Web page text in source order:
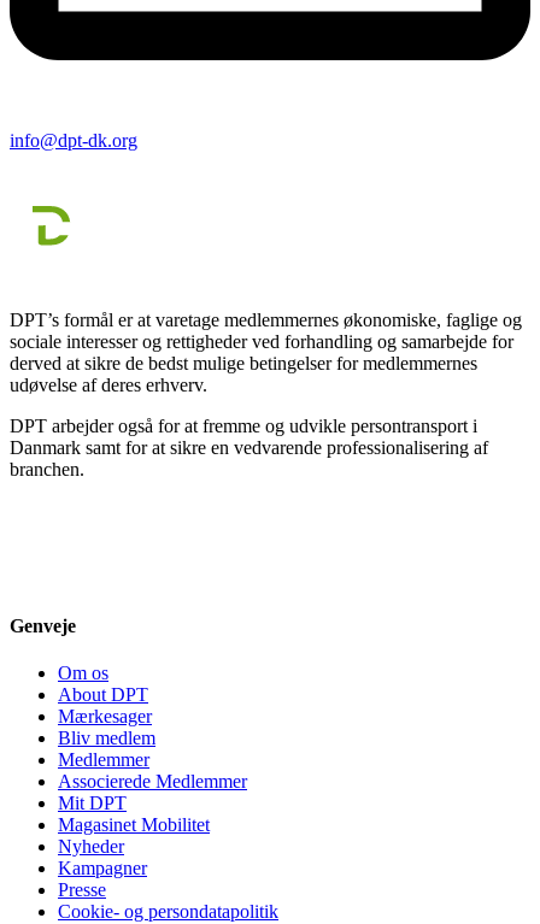
info@dpt-dk.org
DPT’s formål er at varetage medlemmernes økonomiske, faglige og
sociale interesser og rettigheder ved forhandling og samarbejde for
derved at sikre de bedst mulige betingelser for medlemmernes
udøvelse af deres erhverv.
DPT arbejder også for at fremme og udvikle persontransport i
Danmark samt for at sikre en vedvarende professionalisering af
branchen.
Genveje
Om os
About DPT
Mærkesager
Bliv medlem
Medlemmer
Associerede Medlemmer
Mit DPT
Magasinet Mobilitet
Nyheder
Kampagner
Presse
Cookie- og persondatapolitik